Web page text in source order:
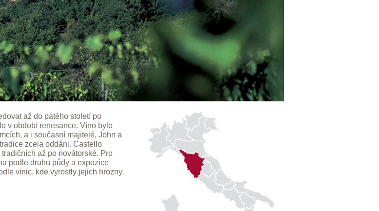
až do pátého století po
v období renesance. Víno bylo
a i současní majitelé, John a
zcela oddáni. Castello
až po novátorské. Pro
podle druhu půdy a expozice
vinic, kde vyrostly jejich hrozny.